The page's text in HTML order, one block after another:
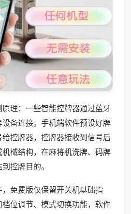
理：一些智能控牌器通过蓝牙
备连接。手机端软件预设好牌
控牌器，控牌器接收到信号后
械结构，在麻将机洗牌、码牌
控牌目的。
免费版仅保留开关机基础指
位调节、模式切换功能，软件